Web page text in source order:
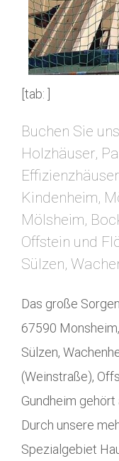
[tab: ]
Buchen Sie
Holzhäuser,
Kindenheim,
Mölsheim,
Offstein und
Sülzen,
Das große
67590
Sülzen,
(Weinstraße),
Gundheim gehört
Durch unsere
Spezialgebiet